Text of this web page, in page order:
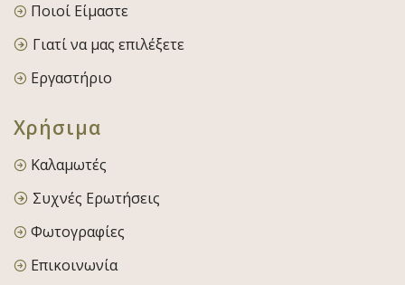
Ποιοί Είμαστε
Γιατί να μας επιλέξετε
Εργαστήριο
Χρήσιμα
Καλαμωτές
Συχνές Ερωτήσεις
Φωτογραφίες
Επικοινωνία